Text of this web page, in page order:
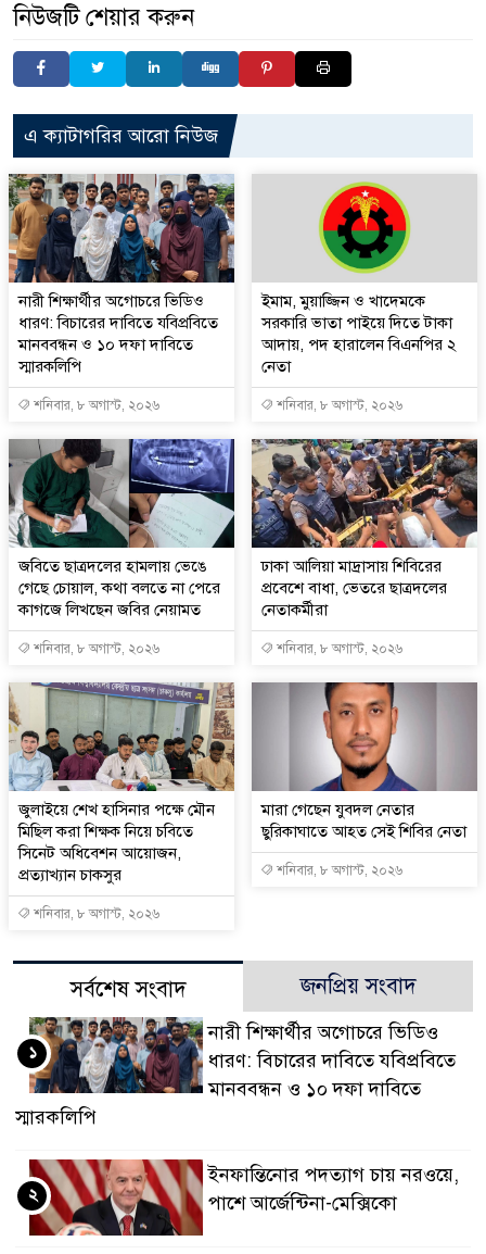
নিউজটি শেয়ার করুন
এ ক্যাটাগরির আরো নিউজ
নারী শিক্ষার্থীর অগোচরে ভিডিও
ধারণ: বিচারের দাবিতে যবিপ্রবিতে
মানববন্ধন ও ১০ দফা দাবিতে
স্মারকলিপি
শনিবার, ৮ অগাস্ট, ২০২৬
ইমাম, মুয়াজ্জিন ও খাদেমকে
সরকারি ভাতা পাইয়ে দিতে টাকা
আদায়, পদ হারালেন বিএনপির ২
নেতা
শনিবার, ৮ অগাস্ট, ২০২৬
জবিতে ছাত্রদলের হামলায় ভেঙে
গেছে চোয়াল, কথা বলতে না পেরে
কাগজে লিখছেন জবির নেয়ামত
শনিবার, ৮ অগাস্ট, ২০২৬
ঢাকা আলিয়া মাদ্রাসায় শিবিরের
প্রবেশে বাধা, ভেতরে ছাত্রদলের
নেতাকর্মীরা
শনিবার, ৮ অগাস্ট, ২০২৬
জুলাইয়ে শেখ হাসিনার পক্ষে মৌন
মিছিল করা শিক্ষক নিয়ে চবিতে
সিনেট অধিবেশন আয়োজন,
প্রত্যাখ্যান চাকসুর
শনিবার, ৮ অগাস্ট, ২০২৬
মারা গেছেন যুবদল নেতার
ছুরিকাঘাতে আহত সেই শিবির নেতা
শনিবার, ৮ অগাস্ট, ২০২৬
সর্বশেষ সংবাদ জনপ্রিয় সংবাদ
নারী শিক্ষার্থীর অগোচরে ভিডিও
ধারণ: বিচারের দাবিতে যবিপ্রবিতে
মানববন্ধন ও ১০ দফা দাবিতে
স্মারকলিপি
১
ইনফান্তিনোর পদত্যাগ চায় নরওয়ে,
পাশে আর্জেন্টিনা-মেক্সিকো
২